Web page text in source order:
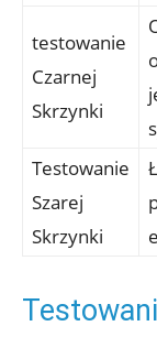
testowanie
Czarnej
Skrzynki
Testowanie
Szarej
Skrzynki